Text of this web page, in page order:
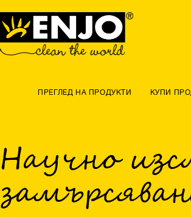
ПРЕГЛЕД НА ПРОДУКТИ КУПИ
Научно